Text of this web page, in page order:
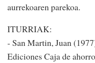
aurrekoaren parekoa.
ITURRIAK:
- San Martin, Juan
Ediciones Caja de